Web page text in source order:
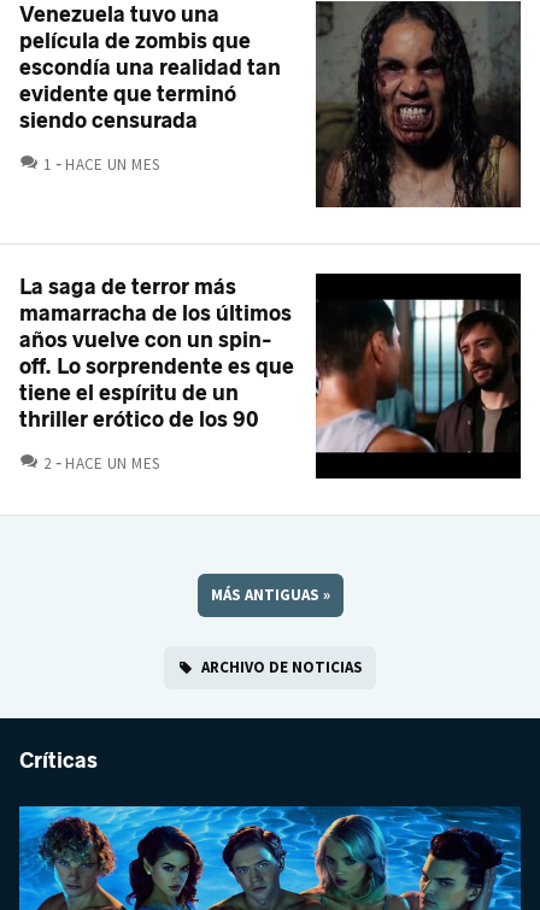
Venezuela tuvo una
película de zombis que
escondía una realidad tan
evidente que terminó
siendo censurada
1 COMENTARIOS
HACE UN MES
La saga de terror más
mamarracha de los últimos
años vuelve con un spin-
off. Lo sorprendente es que
tiene el espíritu de un
thriller erótico de los 90
2 COMENTARIOS
HACE UN MES
MÁS ANTIGUAS »
ARCHIVO DE NOTICIAS
Críticas